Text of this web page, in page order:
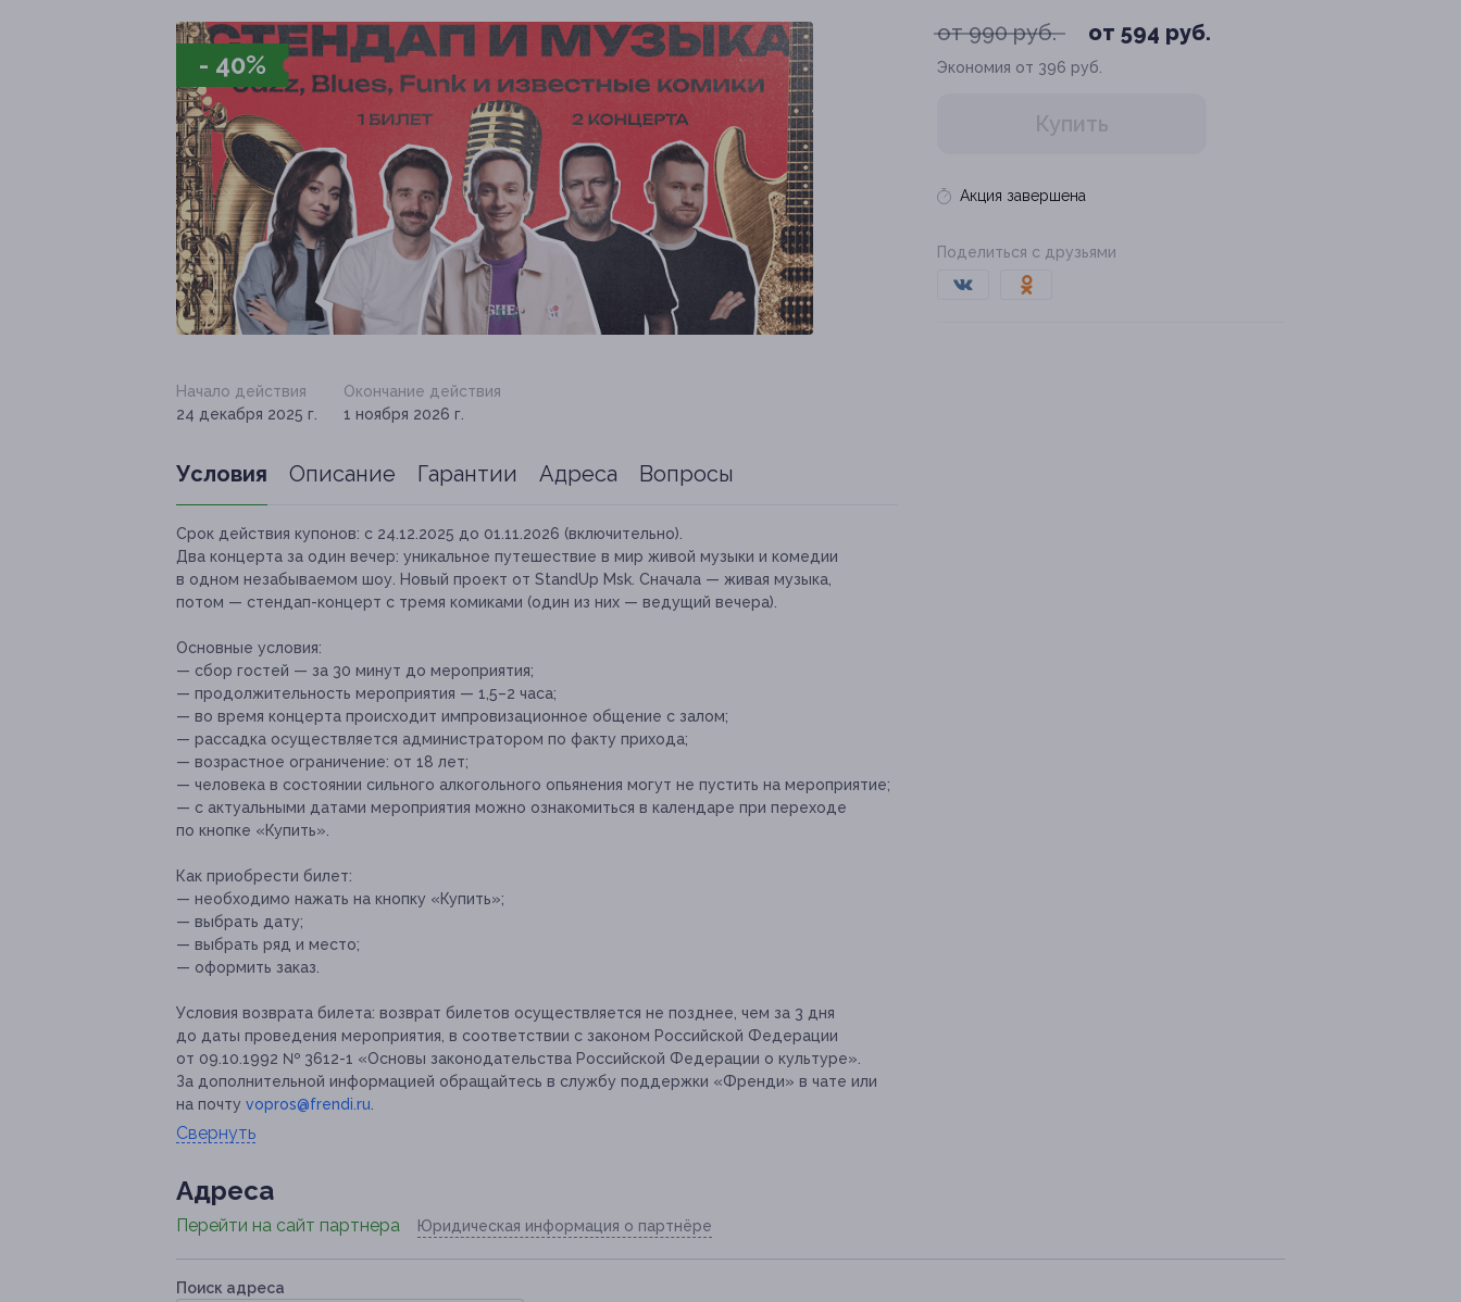
- 40%
от 990 руб. от 594 руб.
Экономия от 396 руб.
Купить
Акция завершена
Поделиться с друзьями
Начало действия
24 декабря 2025 г.
Окончание действия
1 ноября 2026 г.
Условия Описание Гарантии Адреса Вопросы
Срок действия купонов: с 24.12.2025 до 01.11.2026 (включительно).
Два концерта за один вечер: уникальное путешествие в мир живой музыки и комедии
в одном незабываемом шоу. Новый проект от StandUp Msk. Сначала — живая музыка,
потом — стендап-концерт с тремя комиками (один из них — ведущий вечера).
Основные условия:
— сбор гостей — за 30 минут до мероприятия;
— продолжительность мероприятия — 1,5–2 часа;
— во время концерта происходит импровизационное общение с залом;
— рассадка осуществляется администратором по факту прихода;
— возрастное ограничение: от 18 лет;
— человека в состоянии сильного алкогольного опьянения могут не пустить на мероприятие;
— с актуальными датами мероприятия можно ознакомиться в календаре при переходе
по кнопке «Купить».
Как приобрести билет:
— необходимо нажать на кнопку «Купить»;
— выбрать дату;
— выбрать ряд и место;
— оформить заказ.
Условия возврата билета: возврат билетов осуществляется не позднее, чем за 3 дня
до даты проведения мероприятия, в соответствии с законом Российской Федерации
от 09.10.1992 № 3612-1 «Основы законодательства Российской Федерации о культуре».
За дополнительной информацией обращайтесь в службу поддержки «Френди» в чате или
на почту vopros@frendi.ru
Свернуть
Адресa
Перейти на сайт партнера Юридическая информация о партнёре
Поиск адреса